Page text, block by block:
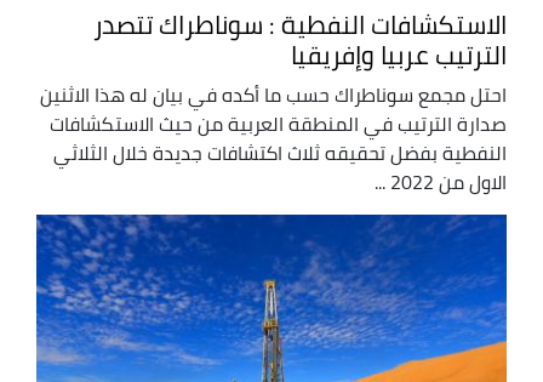
الاستكشافات النفطية : سوناطراك تتصدر
الترتيب عربيا وإفريقيا
احتل مجمع سوناطراك حسب ما أكده في بيان له هذا الاثنين
صدارة الترتيب في المنطقة العربية من حيث الاستكشافات
النفطية بفضل تحقيقه ثلاث اكتشافات جديدة خلال الثلاثي
الاول من 2022 ...